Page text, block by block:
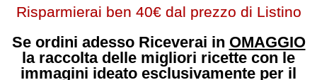
Risparmierai ben 40€ dal prezzo di Listino
Se ordini adesso Riceverai in OMAGGIO
la raccolta delle migliori ricette con le
immagini ideato esclusivamente per il